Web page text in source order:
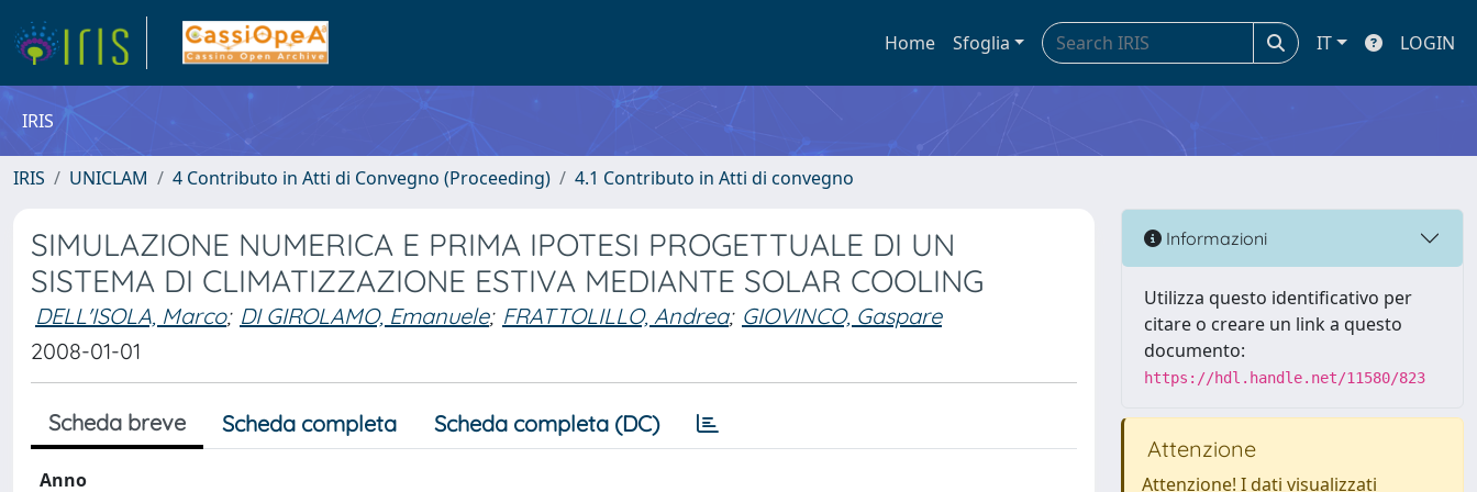
Home Sfoglia IT LOGIN
IRIS
IRIS UNICLAM 4 Contributo in Atti di Convegno (Proceeding) 4.1 Contributo in Atti di convegno
SIMULAZIONE NUMERICA E PRIMA IPOTESI PROGETTUALE DI UN
SISTEMA DI CLIMATIZZAZIONE ESTIVA MEDIANTE SOLAR COOLING
DELL'ISOLA, Marco; DI GIROLAMO, Emanuele; FRATTOLILLO, Andrea; GIOVINCO, Gaspare
2008-01-01
Scheda breve Scheda completa Scheda completa (DC)
Anno
Informazioni
Utilizza questo identificativo per
citare o creare un link a questo
documento:
https://hdl.handle.net/11580/823
Attenzione
Attenzione! I dati visualizzati